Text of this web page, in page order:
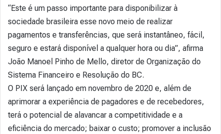
“Este é um passo importante para disponibilizar à
sociedade brasileira esse novo meio de realizar
pagamentos e transferências, que será instantâneo, fácil,
seguro e estará disponível a qualquer hora ou dia”, afirma
João Manoel Pinho de Mello, diretor de Organização do
Sistema Financeiro e Resolução do BC.
O PIX será lançado em novembro de 2020 e, além de
aprimorar a experiência de pagadores e de recebedores,
terá o potencial de alavancar a competitividade e a
eficiência do mercado; baixar o custo; promover a inclusão